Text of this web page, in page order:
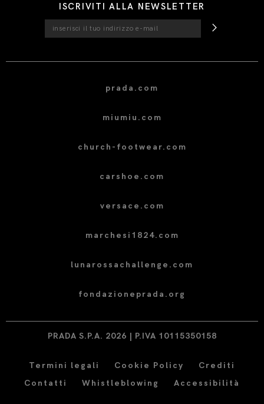
ISCRIVITI ALLA NEWSLETTER
prada.com
miumiu.com
church-footwear.com
carshoe.com
versace.com
marchesi1824.com
lunarossachallenge.com
fondazioneprada.org
PRADA S.P.A. 2026 | P.IVA 10115350158
Termini legali Cookie Policy
Crediti
Contatti
Whistleblowing Accessibilità